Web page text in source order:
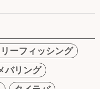
ーフィッシング
バリング